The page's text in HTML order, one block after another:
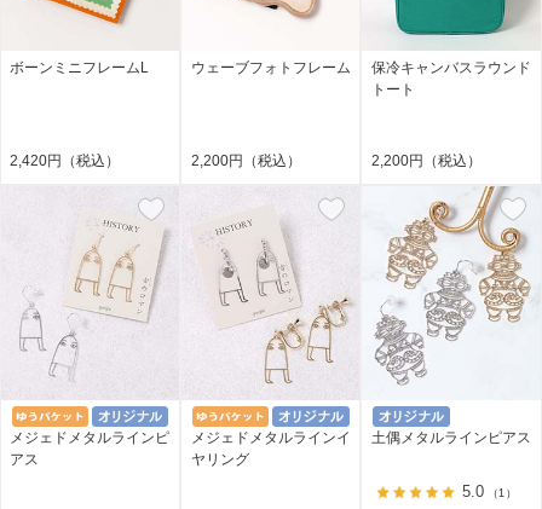
ボーンミニフレームL
2,420円（税込）
ウェーブフォトフレーム
2,200円（税込）
保冷キャンバスラウンド
トート
2,200円（税込）
メジェドメタルラインピ
アス
メジェドメタルラインイ
ヤリング
土偶メタルラインピアス
5.0 （1）